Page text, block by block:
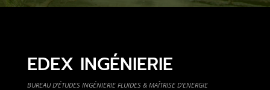
EDEX INGÉNIERIE
BUREAU D’ÉTUDES INGÉNIERIE FLUIDES & MAÎTRISE D’ENERGIE